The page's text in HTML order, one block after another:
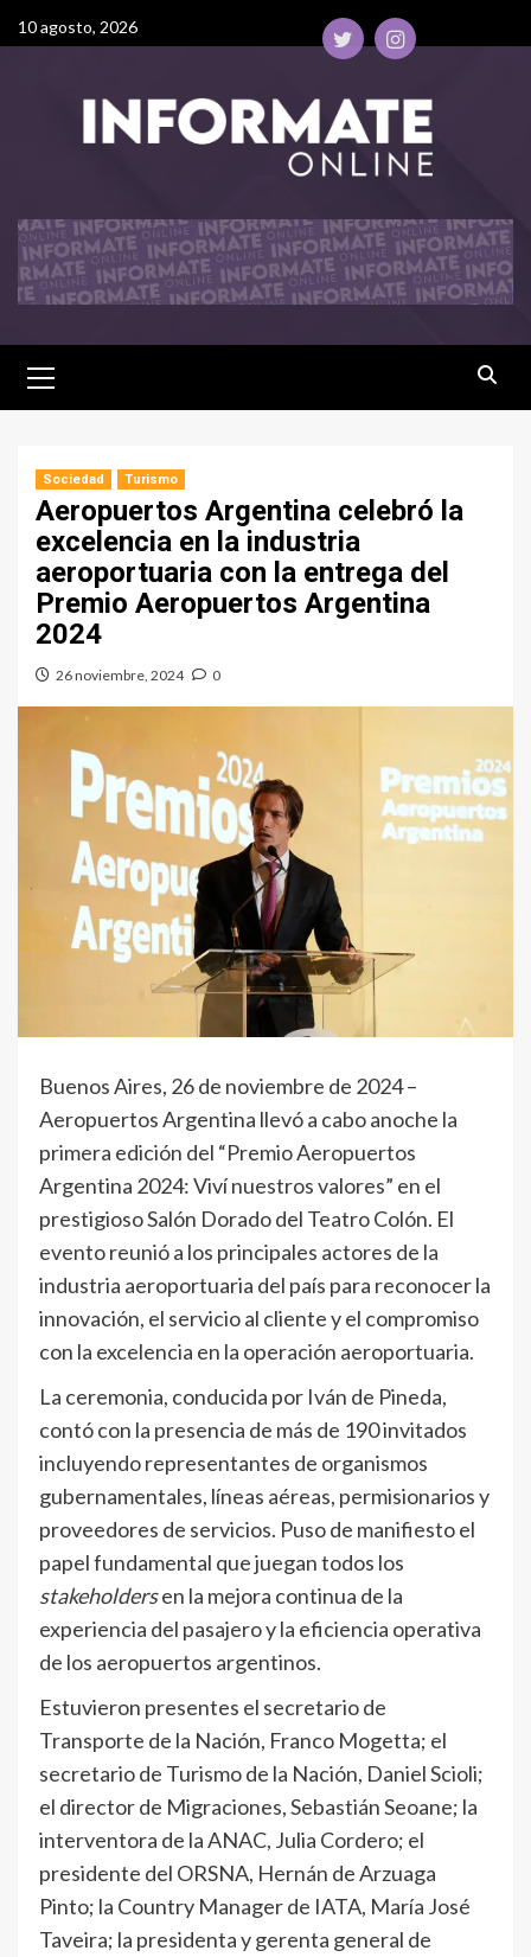
10 agosto, 2026
Sociedad Turismo
Aeropuertos Argentina celebró la
excelencia en la industria
aeroportuaria con la entrega del
Premio Aeropuertos Argentina
2024
26 noviembre, 2024 0
Buenos Aires, 26 de noviembre de 2024 –
Aeropuertos Argentina llevó a cabo anoche la
primera edición del “Premio Aeropuertos
Argentina 2024: Viví nuestros valores” en el
prestigioso Salón Dorado del Teatro Colón. El
evento reunió a los principales actores de la
industria aeroportuaria del país para reconocer la
innovación, el servicio al cliente y el compromiso
con la excelencia en la operación aeroportuaria.
La ceremonia, conducida por Iván de Pineda,
contó con la presencia de más de 190 invitados
incluyendo representantes de organismos
gubernamentales, líneas aéreas, permisionarios y
proveedores de servicios. Puso de manifiesto el
papel fundamental que juegan todos los
stakeholdersen la mejora continua de la
experiencia del pasajero y la eficiencia operativa
de los aeropuertos argentinos.
Estuvieron presentes el secretario de
Transporte de la Nación, Franco Mogetta; el
secretario de Turismo de la Nación, Daniel Scioli;
el director de Migraciones, Sebastián Seoane; la
interventora de la ANAC, Julia Cordero; el
presidente del ORSNA, Hernán de Arzuaga
Pinto; la Country Manager de IATA, María José
Taveira; la presidenta y gerenta general de